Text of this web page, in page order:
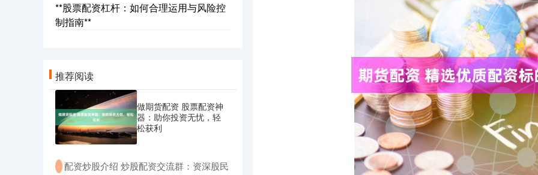
**股票配资杠杆：如何合理运用与风险控
制指南**
推荐阅读
做期货配资 股票配资神
器：助你投资无忧，轻
松获利
· ​配资炒股介绍 炒股配资交流群：资深股民